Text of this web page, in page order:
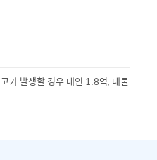
가 발생할 경우 대인 1.8억, 대물